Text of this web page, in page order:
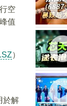
空
值
）
於解